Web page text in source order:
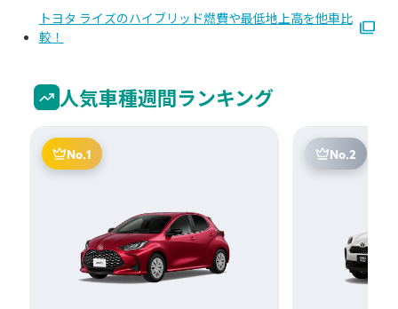
トヨタ ライズのハイブリッド燃費や最低地上高を他車比
較！